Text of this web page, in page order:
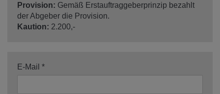
Provision: Gemäß Erstauftraggeberprinzip bezahlt
der Abgeber die Provision.
Kaution: 2.200,-
E-Mail